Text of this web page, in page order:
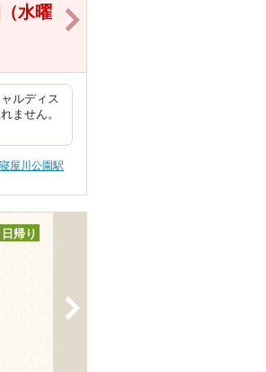
（水曜
ルディス
ません。
寝屋川公園駅
日帰り